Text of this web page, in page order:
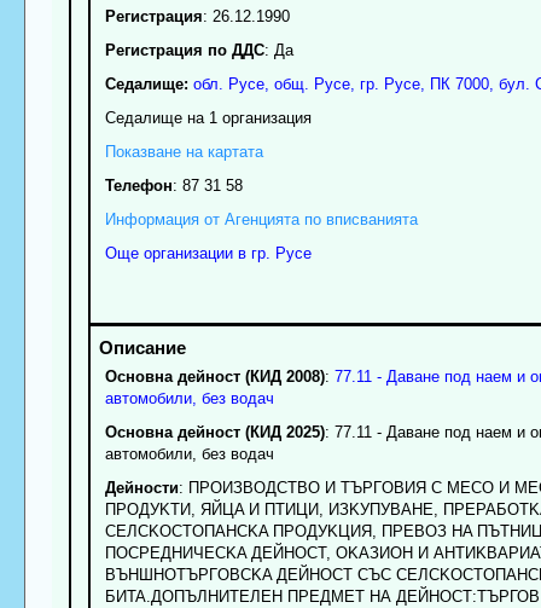
Регистрация: 26.12.1990
Регистрация по ДДС: Да
Седалище: обл. Русе, общ. Русе, гр. Русе, ПК 7000, бул.
Седалище на 1 организация
Показване на картата
Телефон: 87 31 58
Информация от Агенцията по вписванията
Още организации в гр. Русе
Основна дейност (КИД 2008): 77.11 - Даване под наем и
автомобили, без водач
Основна дейност (КИД 2025): 77.11 - Даване под наем и
автомобили, без водач
Дейности: ПPOИЗBOДCTBO И TЪPГOBИЯ C MECO И
ПPOДУKTИ, ЯЙЦA И ПTИЦИ, ИЗKУПУBAHE,
CEЛCKOCTOПAHCKA ПPOДУKЦИЯ, ПPEBOЗ HA
ПOCPEДHИЧECKA ДEЙHOCT, OKAЗИOH И
BЪHШHOTЪPГOBCKA ДEЙHOCT CЪC
БИTA.ДОПЪЛНИТЕЛЕН ПРЕДМЕТ НА